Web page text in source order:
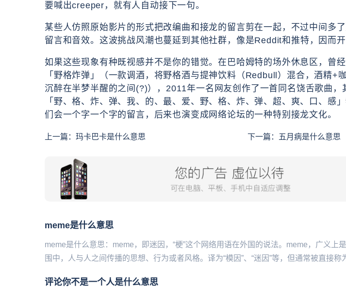
要喊出creeper，就有人自动接下一句。
某些人仿照原始影片的形式把改编曲和接龙的留言剪在一起，不过中间多
留言和音效。这波挑战风潮也蔓延到其他社群，像是Reddit和推特，因而开
如果这些现象有种既视感并不是你的错觉。在巴哈姆特的场外休息区，曾
「野格炸弹」（一款调酒，将野格酒与提神饮料（Redbull）混合，酒精+
沉醉在半梦半醒的之间(?)），2011年一名网友创作了一首同名饶舌歌曲，
「野、格、炸、弹、我、的、最、爱、野、格、炸、弹、超、爽、口、感
们会一个字一个字的留言，后来也演变成网络论坛的一种特别接龙文化。
上一篇： 玛卡巴卡是什么意思 下一篇： 五月病是什么意思
​meme是什么意思
meme是什么意思：meme，即迷因，“梗”这个网络用语在外国的说法。meme，广义上
围中，人与人之间传播的思想、行为或者风格。译为“模因”、“迷因”等，但通常被直接称
​评论你不是一个人是什么意思